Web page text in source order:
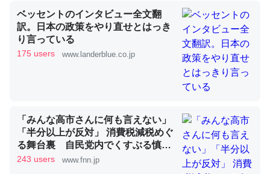
論文では「淡水はカルシウムも酸素も不足してて両方に不
利だから両方が拮抗してるのでは」とあって面白い。海に
いる鋏角類（カブトガニ・ウミグモ）はカルシウムを使わ
ずキチンを強化してる筈だが、酵素が違うのか？
─ニュース :: 【研究発表】昆虫学の大問題＝「昆虫はなぜ海にいな
これを元に考えるとカルシウムを大量に使う脊椎動物と貝
類は苦労してるんだな…。腹足類だと殻を無くしてナメク
ベッセントのインタビュー全文翻
訳。日本の政策をやり直せとはっき
り言っている
175 users www.landerblue.co.jp
「みんな高市さんに何も言えない」
「半分以上が反対」 消費税減税めぐ
る舞台裏 自民党内でくすぶる慎重
論と本音【スポットライト】｜FNN
243 users www.fnn.jp